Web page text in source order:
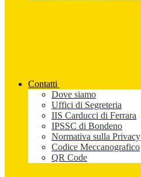
Contatti
Dove siamo
Uffici di Segreteria
IIS Carducci di Ferrara
IPSSC di Bondeno
Normativa sulla Privacy
Codice Meccanografico
QR Code